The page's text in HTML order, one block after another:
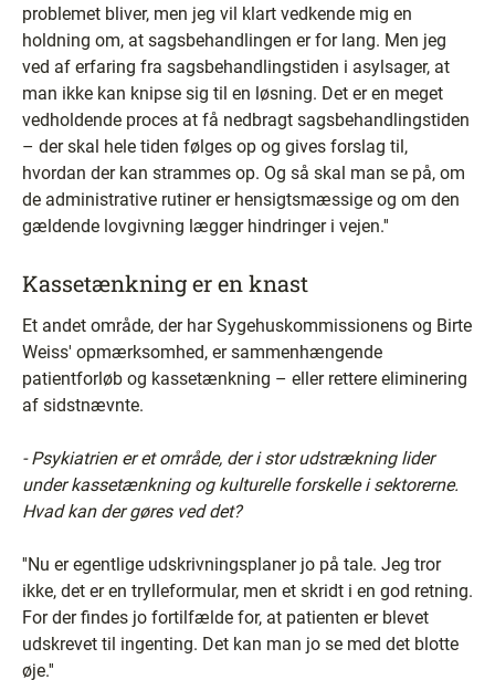
problemet bliver, men jeg vil klart vedkende mig en
holdning om, at sagsbehandlingen er for lang. Men jeg
ved af erfaring fra sagsbehandlingstiden i asylsager, at
man ikke kan knipse sig til en løsning. Det er en meget
vedholdende proces at få nedbragt sagsbehandlingstiden
– der skal hele tiden følges op og gives forslag til,
hvordan der kan strammes op. Og så skal man se på, om
de administrative rutiner er hensigtsmæssige og om den
gældende lovgivning lægger hindringer i vejen.''
Kassetænkning er en knast
Et andet område, der har Sygehuskommissionens og Birte
Weiss' opmærksomhed, er sammenhængende
patientforløb og kassetænkning – eller rettere eliminering
af sidstnævnte.
- Psykiatrien er et område, der i stor udstrækning lider
under kassetænkning og kulturelle forskelle i sektorerne.
Hvad kan der gøres ved det?
''Nu er egentlige udskrivningsplaner jo på tale. Jeg tror
ikke, det er en trylleformular, men et skridt i en god retning.
For der findes jo fortilfælde for, at patienten er blevet
udskrevet til ingenting. Det kan man jo se med det blotte
øje.''